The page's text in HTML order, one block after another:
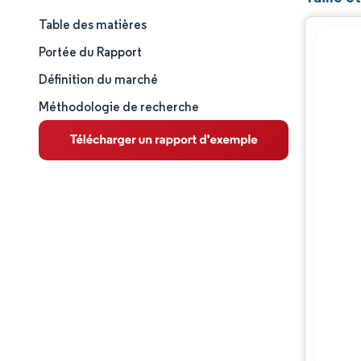
Taille et part de marché
Analyse du marché
Tendances et perspectives
Analyse des segments
Table des matières
Portée du Rapport
Définition du marché
Méthodologie de recherche